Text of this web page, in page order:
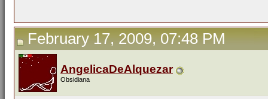
February 17, 2009, 07:48 PM
AngelicaDeAlquezar
Obsidiana